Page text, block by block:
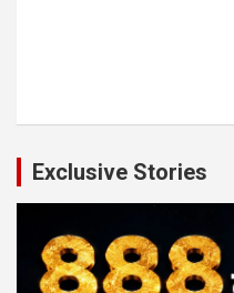
Exclusive Stories